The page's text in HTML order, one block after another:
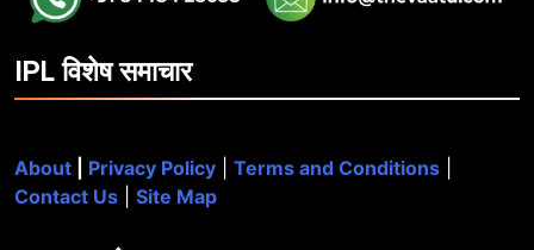
IPL विशेष समाचार
About Privacy Policy Terms and Conditions
Contact Us
Site Map